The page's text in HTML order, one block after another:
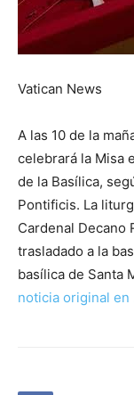
Vatican News
A las 10 de la
celebrará la Misa
de la Basílica,
Pontificis. La
Cardenal Decano
trasladado a la
basílica de Santa
noticia original en